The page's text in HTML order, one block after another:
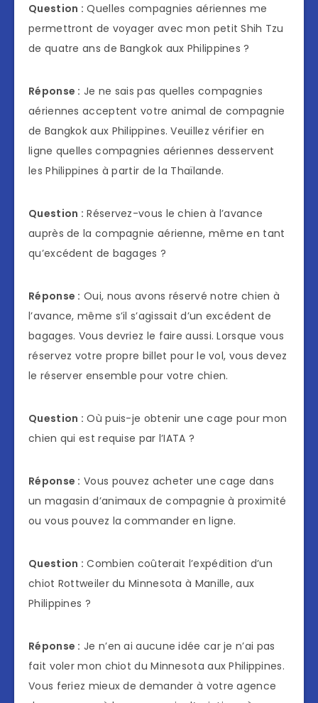
Question : Quelles compagnies aériennes me
permettront de voyager avec mon petit Shih Tzu
de quatre ans de Bangkok aux Philippines ?
Réponse : Je ne sais pas quelles compagnies
aériennes acceptent votre animal de compagnie
de Bangkok aux Philippines. Veuillez vérifier en
ligne quelles compagnies aériennes desservent
les Philippines à partir de la Thaïlande.
Question : Réservez-vous le chien à l’avance
auprès de la compagnie aérienne, même en tant
qu’excédent de bagages ?
Réponse : Oui, nous avons réservé notre chien à
l’avance, même s’il s’agissait d’un excédent de
bagages. Vous devriez le faire aussi. Lorsque vous
réservez votre propre billet pour le vol, vous devez
le réserver ensemble pour votre chien.
Question : Où puis-je obtenir une cage pour mon
chien qui est requise par l’IATA ?
Réponse : Vous pouvez acheter une cage dans
un magasin d’animaux de compagnie à proximité
ou vous pouvez la commander en ligne.
Question : Combien coûterait l’expédition d’un
chiot Rottweiler du Minnesota à Manille, aux
Philippines ?
Réponse : Je n’en ai aucune idée car je n’ai pas
fait voler mon chiot du Minnesota aux Philippines.
Vous feriez mieux de demander à votre agence